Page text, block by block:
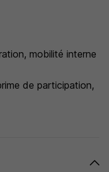
mobilité interne
de participation,